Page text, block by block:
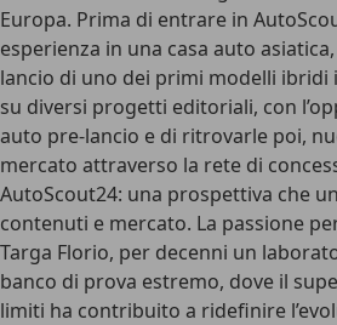
Europa. Prima di entrare in
esperienza in una casa auto
lancio di uno dei primi modelli ibridi
su diversi progetti editoriali, con
auto pre-lancio e di ritrovarle poi,
mercato attraverso la rete di
AutoScout24: una prospettiva che
contenuti e mercato. La passione
Targa Florio, per decenni un
banco di prova estremo, dove il
limiti ha contribuito a ridefinire